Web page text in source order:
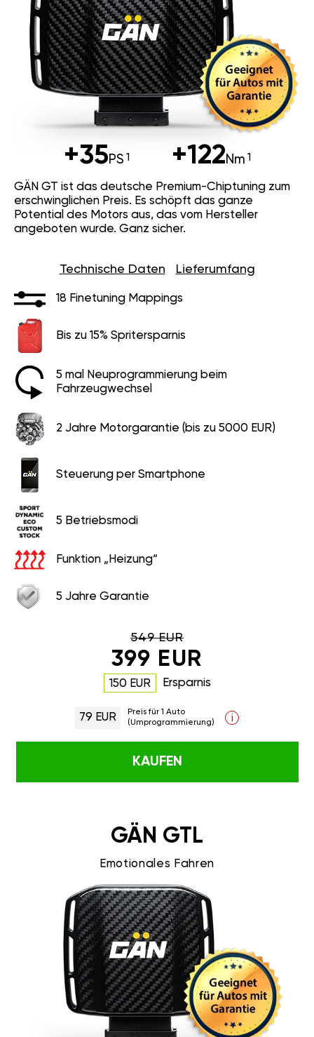
+35PS +122Nm
GÄN GT ist das deutsche Premium-Chiptuning zum
erschwinglichen Preis. Es schöpft das ganze
Potential des Motors aus, das vom Hersteller
angeboten wurde. Ganz sicher.
Technische Daten Lieferumfang
18 Finetuning Mappings
Bis zu 15% Spritersparnis
5 mal Neuprogrammierung beim
Fahrzeugwechsel
2 Jahre Motorgarantie (bis zu 5000 EUR)
Steuerung per Smartphone
5 Betriebsmodi
Funktion „Heizung“
5 Jahre Garantie
549 EUR
399 EUR
150 EUR Ersparnis
79 EUR
Preis für 1 Auto
(Umprogrammierung)
i
KAUFEN
GÄN GTL
Emotionales Fahren